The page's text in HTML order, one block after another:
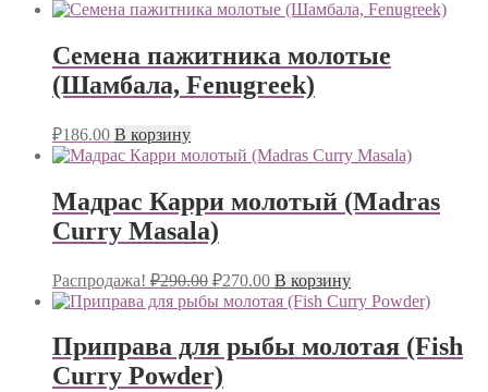
Семена пажитника молотые
(Шамбала, Fenugreek)
₽186.00 В корзину
Мадрас Карри молотый (Madras
Curry Masala)
Распродажа! ₽290.00 Первоначальная
цена
составляла
₽290.00.
₽270.00Текущая
цена:
В корзину
Приправа для рыбы молотая (Fish
Curry Powder)